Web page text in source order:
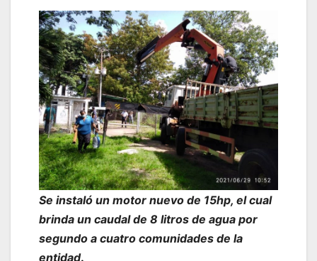
Se instaló un motor nuevo de 15hp, el cual
brinda un caudal de 8 litros de agua por
segundo a cuatro comunidades de la
entidad.